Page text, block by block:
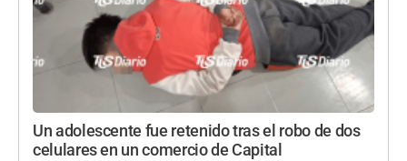
Un adolescente fue retenido tras el robo de dos
celulares en un comercio de Capital